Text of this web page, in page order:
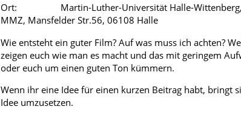
Ort: Martin-Luther-Universität Halle-Wittenberg,
MMZ, Mansfelder Str.56, 06108 Halle
Wie entsteht ein guter Film? Auf was muss ich achten?
zeigen euch wie man es macht und das mit geringem
oder euch um einen guten Ton kümmern.
Wenn ihr eine Idee für einen kurzen Beitrag habt, bringt
Idee umzusetzen.